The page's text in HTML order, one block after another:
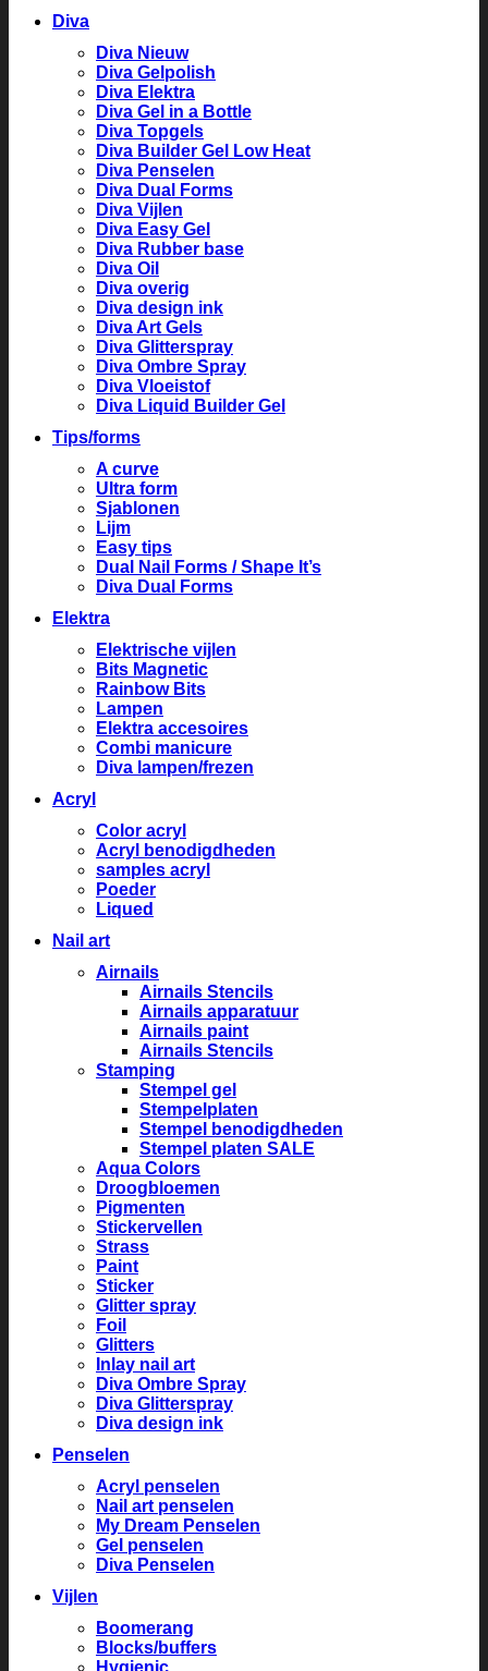
Diva
Diva Nieuw
Diva Gelpolish
Diva Elektra
Diva Gel in a Bottle
Diva Topgels
Diva Builder Gel Low Heat
Diva Penselen
Diva Dual Forms
Diva Vijlen
Diva Easy Gel
Diva Rubber base
Diva Oil
Diva overig
Diva design ink
Diva Art Gels
Diva Glitterspray
Diva Ombre Spray
Diva Vloeistof
Diva Liquid Builder Gel
Tips/forms
A curve
Ultra form
Sjablonen
Lijm
Easy tips
Dual Nail Forms / Shape It’s
Diva Dual Forms
Elektra
Elektrische vijlen
Bits Magnetic
Rainbow Bits
Lampen
Elektra accesoires
Combi manicure
Diva lampen/frezen
Acryl
Color acryl
Acryl benodigdheden
samples acryl
Poeder
Liqued
Nail art
Airnails
Airnails Stencils
Airnails apparatuur
Airnails paint
Airnails Stencils
Stamping
Stempel gel
Stempelplaten
Stempel benodigdheden
Stempel platen SALE
Aqua Colors
Droogbloemen
Pigmenten
Stickervellen
Strass
Paint
Sticker
Glitter spray
Foil
Glitters
Inlay nail art
Diva Ombre Spray
Diva Glitterspray
Diva design ink
Penselen
Acryl penselen
Nail art penselen
My Dream Penselen
Gel penselen
Diva Penselen
Vijlen
Boomerang
Blocks/buffers
Hygienic